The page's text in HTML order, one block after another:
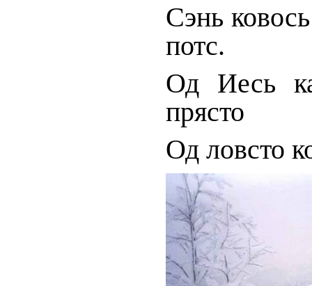
Сэнь
потс.
Од Иесь
прясто
Од ловсто